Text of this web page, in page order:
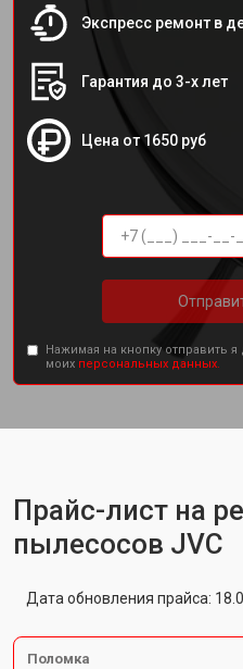
Экспресс ремонт в
Гарантия до 3-х лет
Цена от 1650 руб
Нажимая на кнопку отправить
моих персональных данных.
Прайс-лист на
пылесосов JVC
Дата обновления прайса:
Поломка